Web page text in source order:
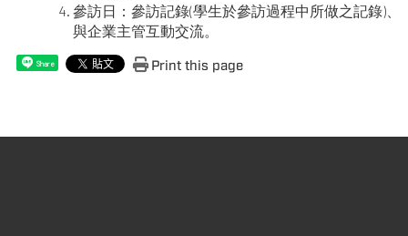
參訪日：參訪記錄(學生於參訪過程中所做之記錄)、
與企業主管互動交流。
Share Print this page